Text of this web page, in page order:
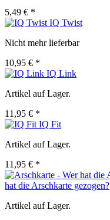
5,49 € *
IQ Twist
Nicht mehr lieferbar
10,95 € *
IQ Link
Artikel auf Lager.
11,95 € *
IQ Fit
Artikel auf Lager.
11,95 € *
hat die Arschkarte gezogen?
Artikel auf Lager.